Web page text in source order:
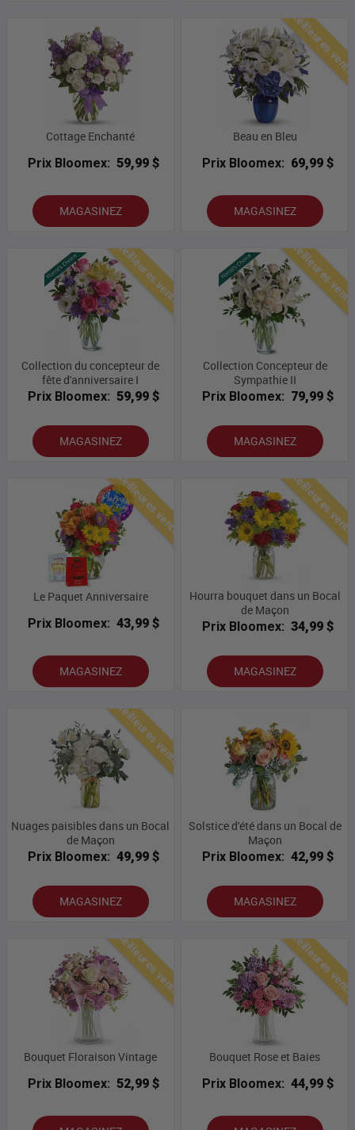
Cottage Enchanté
Prix Bloomex: 59,99 $
MAGASINEZ
Meilleures
Beau en Bleu
Prix Bloomex: 69,99 $
MAGASINEZ
Meilleures ventes
Collection du concepteur de
fête d'anniversaire I
Prix Bloomex: 59,99 $
MAGASINEZ
Meilleures
Collection Concepteur de
Sympathie II
Prix Bloomex: 79,99 $
MAGASINEZ
Meilleures ventes
Le Paquet Anniversaire
Prix Bloomex: 43,99 $
MAGASINEZ
Meilleures
Hourra bouquet dans un Bocal
de Maçon
Prix Bloomex: 34,99 $
MAGASINEZ
Meilleures ventes
Nuages ​​paisibles dans un Bocal
de Maçon
Prix Bloomex: 49,99 $
MAGASINEZ
Solstice d'été dans un Bocal de
Maçon
Prix Bloomex: 42,99 $
MAGASINEZ
Meilleures ventes
Bouquet Floraison Vintage
Prix Bloomex: 52,99 $
Meilleures
Bouquet Rose et Baies
Prix Bloomex: 44,99 $